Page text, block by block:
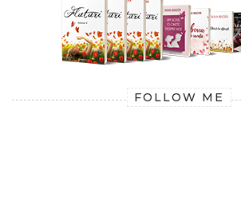
FOLLOW ME